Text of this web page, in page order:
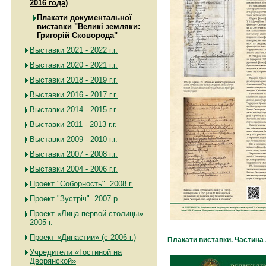
2016 года)
Плакати документальної
виставки "Великі земляки:
Григорій Сковорода"
Выставки 2021 - 2022 г.г.
Выставки 2020 - 2021 г.г.
Выставки 2018 - 2019 г.г.
Выставки 2016 - 2017 г.г.
Выставки 2014 - 2015 г.г.
Выставки 2011 - 2013 г.г.
Выставки 2009 - 2010 г.г.
Выставки 2007 - 2008 г.г.
Выставки 2004 - 2006 г.г.
Проект "Соборность". 2008 г.
Проект "Зустріч". 2007 р.
Проект «Лица первой столицы».
2005 г.
Проект «Династии» (с 2006 г.)
Учредители «Гостиной на
Дворянской»
Плакати виставки. Частина